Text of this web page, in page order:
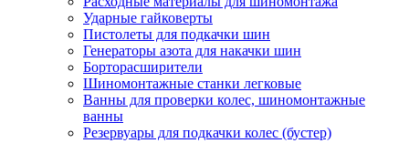
Ударные гайковерты
Пистолеты для подкачки шин
Генераторы азота для накачки шин
Борторасширители
Шиномонтажные станки легковые
Ванны для проверки колес, шиномонтажные
ванны
Резервуары для подкачки колес (бустер)